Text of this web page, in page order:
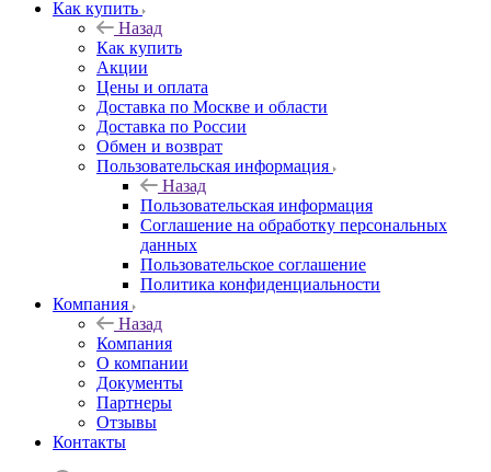
Как купить
Назад
Как купить
Акции
Цены и оплата
Доставка по Москве и области
Доставка по России
Обмен и возврат
Пользовательская информация
Назад
Пользовательская информация
Соглашение на обработку персональных
данных
Пользовательское соглашение
Политика конфиденциальности
Компания
Назад
Компания
О компании
Документы
Партнеры
Отзывы
Контакты